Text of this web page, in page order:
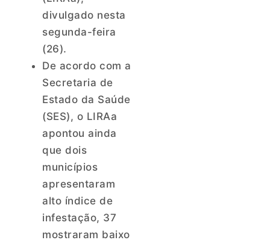
divulgado nesta
segunda-feira
(26).
De acordo com a
Secretaria de
Estado da Saúde
(SES), o LIRAa
apontou ainda
que dois
municípios
apresentaram
alto índice de
infestação, 37
mostraram baixo